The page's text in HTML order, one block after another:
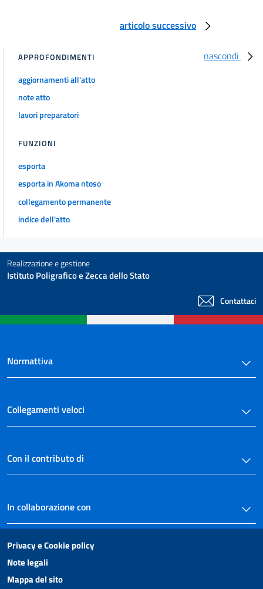
articolo successivo
nascondi
APPROFONDIMENTI
aggiornamenti all'atto
note atto
lavori preparatori
FUNZIONI
esporta
esporta in Akoma ntoso
collegamento permanente
indice dell'atto
Realizzazione e gestione
Istituto Poligrafico e Zecca dello Stato
Contattaci
Normattiva
Collegamenti veloci
Con il contributo di
In collaborazione con
Privacy e Cookie policy
Note legali
Mappa del sito